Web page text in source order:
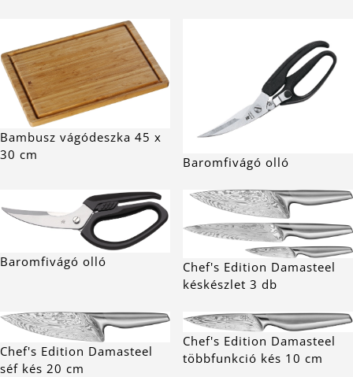
Bambusz vágódeszka 45 x
30 cm
Baromfivágó olló
Baromfivágó olló
Chef's Edition Damasteel
késkészlet 3 db
Chef's Edition Damasteel
séf kés 20 cm
Chef's Edition Damasteel
többfunkció kés 10 cm